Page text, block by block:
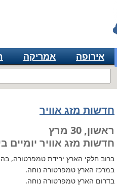
אירופה אמריקה
חדשות מזג אוויר
ראשון, 30 מרץ
חדשות מזג אוויר יומיים
ברוב חלקי הארץ ירידת טמפרטורה, בהיר,
במרכז הארץ טמפרטורה נוחה.
בדרום הארץ טמפרטורה נוחה.